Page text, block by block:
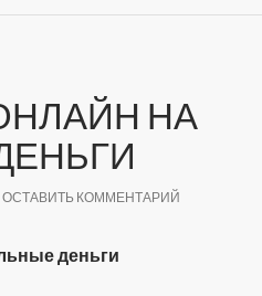
НА
ОСТАВИТЬ КОММЕНТАРИЙ
деньги